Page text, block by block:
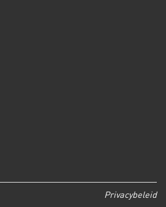
Privacybeleid